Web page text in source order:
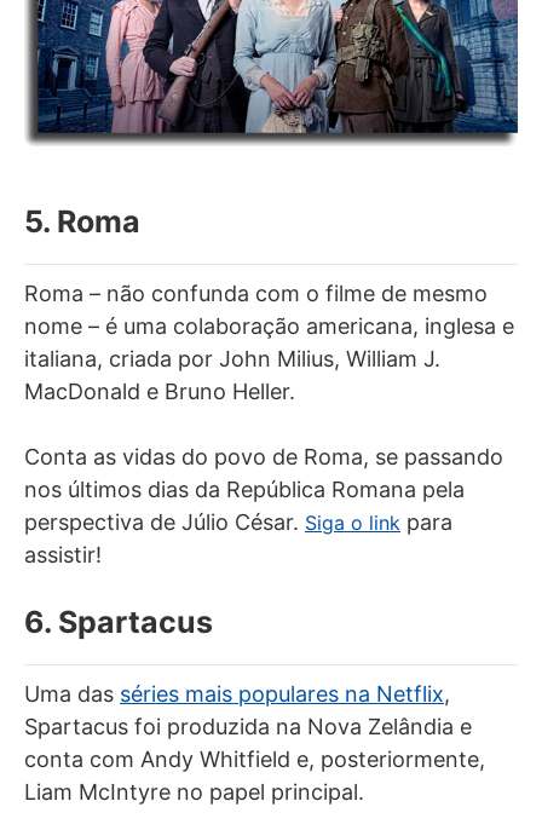
5. Roma
Roma – não confunda com o filme de mesmo
nome – é uma colaboração americana, inglesa e
italiana, criada por John Milius, William J.
MacDonald e Bruno Heller.
Conta as vidas do povo de Roma, se passando
nos últimos dias da República Romana pela
perspectiva de Júlio César. Siga o link para
assistir!
6. Spartacus
Uma das séries mais populares na Netflix,
Spartacus foi produzida na Nova Zelândia e
conta com Andy Whitfield e, posteriormente,
Liam McIntyre no papel principal.